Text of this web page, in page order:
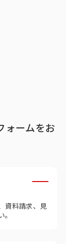
ォームをお
資料請求、見